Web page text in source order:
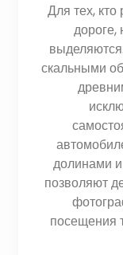
Для тех,
дороге,
скальными
долинами
позволяют
посещения